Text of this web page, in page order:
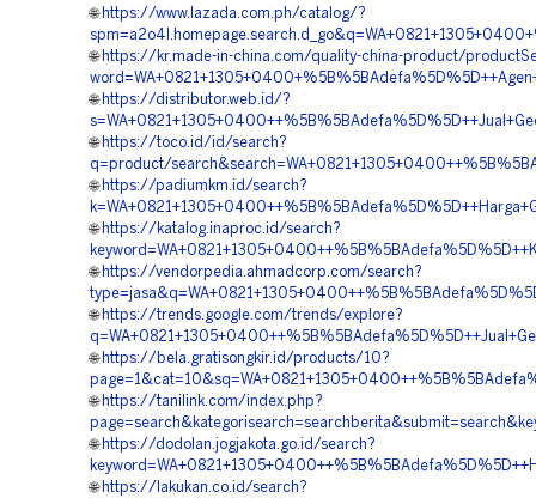
🌐 https://www.lazada.com.ph/catalog/?
🌐 https://kr.made-in-china.com/quality-china-product/
🌐 https://distributor.web.id/?
🌐 https://toco.id/id/search?
q=product/
🌐 https://padiumkm.id/search?
🌐 https://katalog.inaproc.id/search?
🌐 https://vendorpedia.ahmadcorp.com/search?
🌐 https://trends.google.com/trends/explore?
🌐 https://bela.gratisongkir.id/products/10?
🌐 https://tanilink.com/index.php?
🌐 https://dodolan.jogjakota.go.id/search?
🌐 https://lakukan.co.id/search?